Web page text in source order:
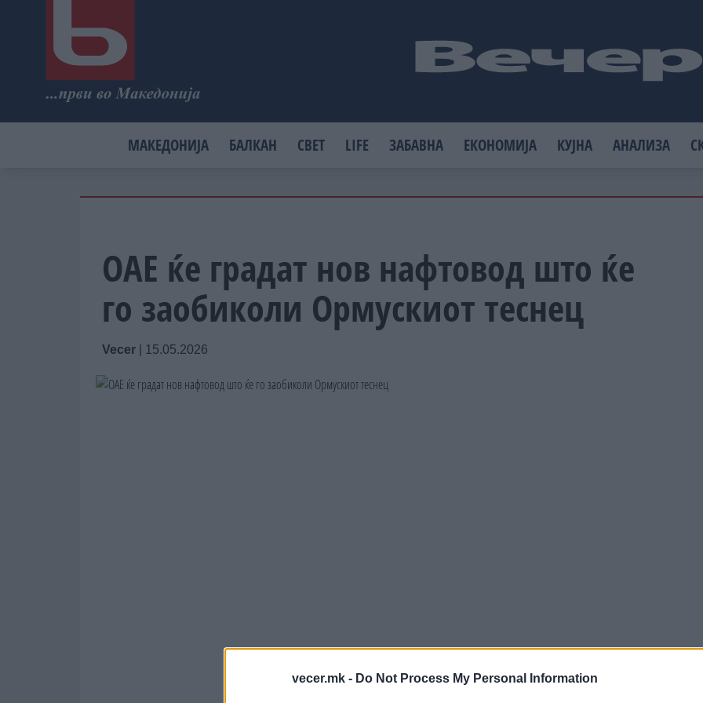
vecer.mk - Do Not Process My Personal Information
МАКЕДОНИЈА БАЛКАН СВЕТ LIFE ЗАБАВНА ЕКОНОМИЈА КУЈНА АНАЛИЗА
ОАЕ ќе градат нов нафтовод што ќе
го заобиколи Ормускиот теснец
Vecer 15.05.2026